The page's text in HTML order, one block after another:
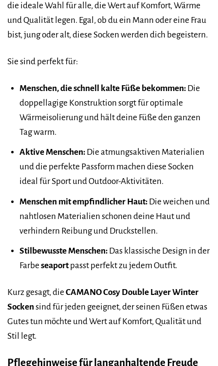
die ideale Wahl für alle, die Wert auf Komfort, Wärme
und Qualität legen. Egal, ob du ein Mann oder eine Frau
bist, jung oder alt, diese Socken werden dich begeistern.
Sie sind perfekt für:
Menschen, die schnell kalte Füße bekommen:Die
doppellagige Konstruktion sorgt für optimale
Wärmeisolierung und hält deine Füße den ganzen
Tag warm.
Aktive Menschen:Die atmungsaktiven Materialien
und die perfekte Passform machen diese Socken
ideal für Sport und Outdoor-Aktivitäten.
Menschen mit empfindlicher Haut:Die weichen und
nahtlosen Materialien schonen deine Haut und
verhindern Reibung und Druckstellen.
Stilbewusste Menschen:Das klassische Design in der
Farbe seaportpasst perfekt zu jedem Outfit.
Kurz gesagt, die CAMANO Cosy Double Layer Winter
Socken sind für jeden geeignet, der seinen Füßen etwas
Gutes tun möchte und Wert auf Komfort, Qualität und
Stil legt.
Pflegehinweise für langanhaltende Freude